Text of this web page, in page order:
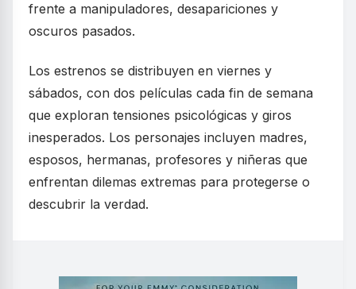
frente a manipuladores, desapariciones y
oscuros pasados.
Los estrenos se distribuyen en viernes y
sábados, con dos películas cada fin de semana
que exploran tensiones psicológicas y giros
inesperados. Los personajes incluyen madres,
esposos, hermanas, profesores y niñeras que
enfrentan dilemas extremas para protegerse o
descubrir la verdad.